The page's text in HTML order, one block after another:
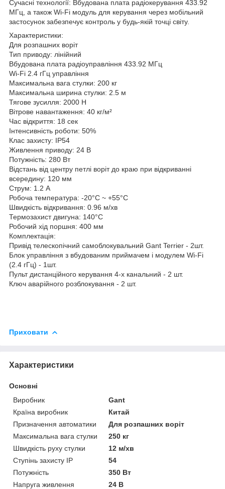
Сучасні технології: Вбудована плата радіокерування 433.92
МГц, а також Wi-Fi модуль для керування через мобільний
застосунок забезпечує контроль у будь-якій точці світу.
Характеристики:
Для розпашних воріт
Тип приводу: лінійний
Вбудована плата радіоуправління 433.92 МГц
Wi-Fi 2.4 гГц управління
Максимальна вага стулки: 200 кг
Максимальна ширина стулки: 2.5 м
Тягове зусилля: 2000 Н
Вітрове навантаження: 40 кг/м²
Час відкриття: 18 сек
Інтенсивність роботи: 50%
Клас захисту: IP54
Живлення приводу: 24 В
Потужність: 280 Вт
Відстань від центру петлі воріт до краю при відкриванні
всередину: 120 мм
Струм: 1.2 А
Робоча температура: -20°C ~ +55°C
Швидкість відкривання: 0.96 м/хв
Термозахист двигуна: 140°C
Робочий хід поршня: 400 мм
Комплектація:
Привід телескопічний самоблокувальний Gant Terrier - 2шт.
Блок управління з вбудованим приймачем і модулем Wi-Fi
(2.4 гГц) - 1шт.
Пульт дистанційного керування 4-х канальний - 2 шт.
Ключ аварійного розблокування - 2 шт.
Приховати
Характеристики
Основні
Виробник
Gant
Країна виробник
Китай
Призначення автоматики
Для розпашних воріт
Максимальна вага стулки
250 кг
Швидкість руху стулки
12 м/хв
Ступінь захисту IP
54
Потужність
350 Вт
Напруга живлення
24 В